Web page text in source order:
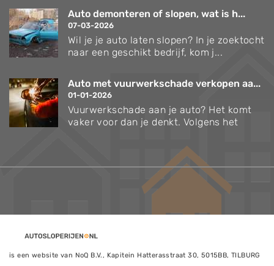
Auto demonteren of slopen, wat is h...
07-03-2026
Wil je je auto laten slopen? In je zoektocht
naar een geschikt bedrijf, kom j...
Auto met vuurwerkschade verkopen aa...
01-01-2026
Vuurwerkschade aan je auto? Het komt
vaker voor dan je denkt. Volgens het
is een website van NoQ B.V., Kapitein Hatterasstraat 30, 5015BB, TILBURG